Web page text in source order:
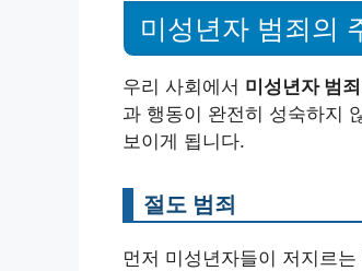
미성년자 범죄의
우리 사회에서 미성년자 범죄
과 행동이 완전히 성숙하지
보이게 됩니다.
절도 범죄
먼저 미성년자들이 저지르